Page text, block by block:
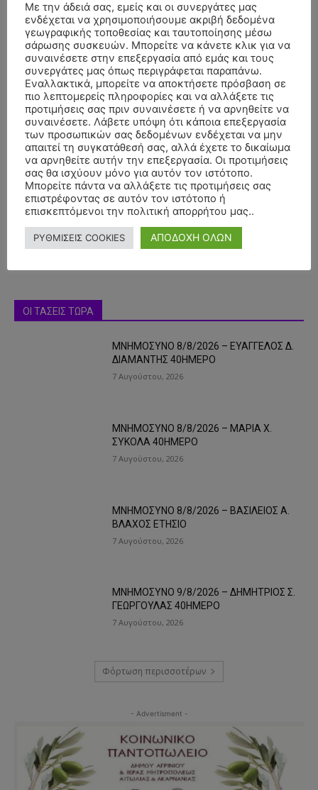
- Advertisment -
ΟΙ ΤΑΣΕΙΣ ΤΩΡΑ
ΜΝΗΜΟΣΥΝΟ 8/8/2026 – ΕΥΑΓΓΕΛΟΣ Δ.
ΔΙΑΜΑΝΤΗΣ 40ΗΜΕΡΟ
7 Αυγούστου, 2026
ΜΝΗΜΟΣΥΝΟ 8/8/2026 – ΜΑΡΙΑ Χ.
ΣΥΚΟΛΑ 40ΗΜΕΡΟ
7 Αυγούστου, 2026
ΜΝΗΜΟΣΥΝΟ 8/8/2026 – ΒΑΣΙΛΕΙΟΣ Α.
ΒΛΑΧΟΣ ΕΤΗΣΙΟ
7 Αυγούστου, 2026
ΜΝΗΜΟΣΥΝΟ 9/8/2026 – ΔΗΜΗΤΡΙΟΣ Σ.
ΓΕΩΡΓΟΥΛΑΣ 40ΗΜΕΡΟ
7 Αυγούστου, 2026
Φόρτωση περισσοτέρων
- Advertisment -
Με την άδειά σας, εμείς και οι συνεργάτες μας
ενδέχεται να χρησιμοποιήσουμε ακριβή δεδομένα
γεωγραφικής τοποθεσίας και ταυτοποίησης μέσω
σάρωσης συσκευών. Μπορείτε να κάνετε κλικ για να
συναινέσετε στην επεξεργασία από εμάς και τους
συνεργάτες μας όπως περιγράφεται παραπάνω.
Εναλλακτικά, μπορείτε να αποκτήσετε πρόσβαση σε
πιο λεπτομερείς πληροφορίες και να αλλάξετε τις
προτιμήσεις σας πριν συναινέσετε ή να αρνηθείτε να
συναινέσετε. Λάβετε υπόψη ότι κάποια επεξεργασία
των προσωπικών σας δεδομένων ενδέχεται να μην
απαιτεί τη συγκατάθεσή σας, αλλά έχετε το δικαίωμα
να αρνηθείτε αυτήν την επεξεργασία. Οι προτιμήσεις
σας θα ισχύουν μόνο για αυτόν τον ιστότοπο.
Μπορείτε πάντα να αλλάξετε τις προτιμήσεις σας
επιστρέφοντας σε αυτόν τον ιστότοπο ή
επισκεπτόμενοι την πολιτική απορρήτου μας..
ΡΥΘΜΙΣΕΙΣ COOKIES ΑΠΟΔΟΧΗ ΟΛΩΝ